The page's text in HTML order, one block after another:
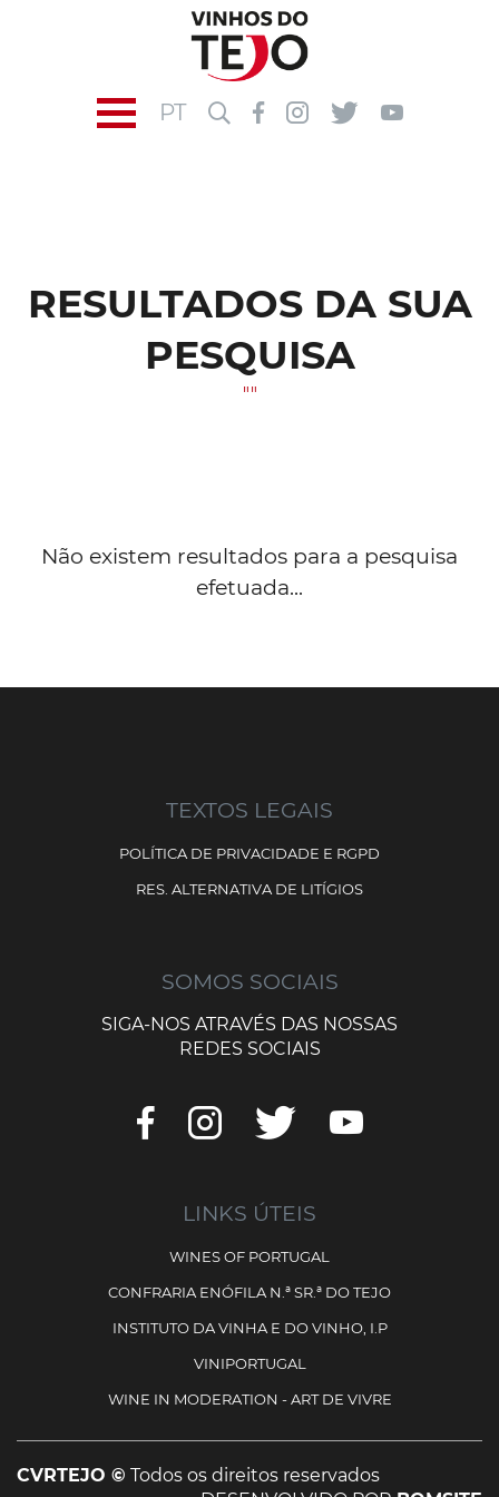
PT
RESULTADOS DA SUA
PESQUISA
""
Não existem resultados para a pesquisa
efetuada...
TEXTOS LEGAIS
POLÍTICA DE PRIVACIDADE E RGPD
RES. ALTERNATIVA DE LITÍGIOS
SOMOS SOCIAIS
SIGA-NOS ATRAVÉS DAS NOSSAS
REDES SOCIAIS
LINKS ÚTEIS
WINES OF PORTUGAL
CONFRARIA ENÓFILA N.ª SR.ª DO TEJO
INSTITUTO DA VINHA E DO VINHO, I.P
VINIPORTUGAL
WINE IN MODERATION - ART DE VIVRE
CVRTEJO © Todos os direitos reservados